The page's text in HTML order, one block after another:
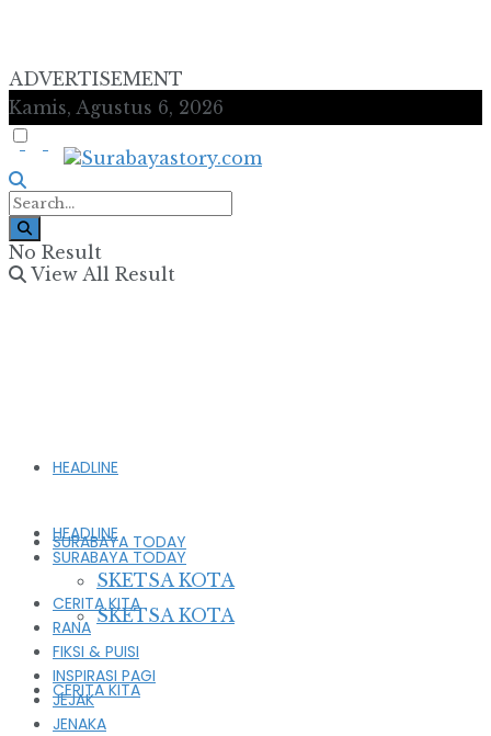
ADVERTISEMENT
Kamis, Agustus 6, 2026
No Result
View All Result
HEADLINE
SURABAYA TODAY
SKETSA KOTA
CERITA KITA
HEADLINE
SURABAYA TODAY
SKETSA KOTA
CERITA KITA
RANA
FIKSI & PUISI
INSPIRASI PAGI
JEJAK
JENAKA